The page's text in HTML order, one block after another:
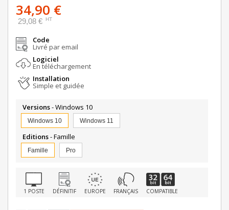
34,90 €
29,08 € HT
Code
Livré par email
Logiciel
En téléchargement
Installation
Simple et guidée
Versions- Windows 10
Windows 10 Windows 11
Editions- Famille
Famille Pro
1 POSTE DÉFINITIF EUROPE FRANÇAIS COMPATIBLE